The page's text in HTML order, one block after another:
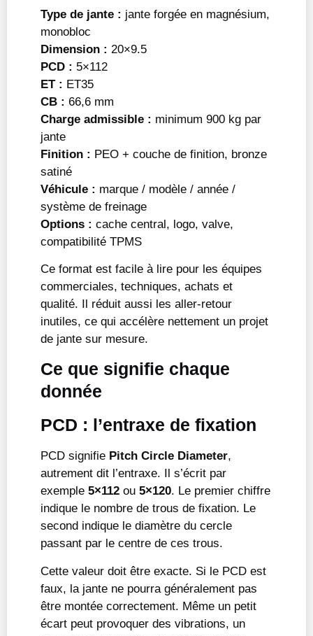
Type de jante : jante forgée en magnésium,
monobloc
Dimension : 20×9.5
PCD : 5×112
ET : ET35
CB : 66,6 mm
Charge admissible : minimum 900 kg par
jante
Finition : PEO + couche de finition, bronze
satiné
Véhicule : marque / modèle / année /
système de freinage
Options : cache central, logo, valve,
compatibilité TPMS
Ce format est facile à lire pour les équipes
commerciales, techniques, achats et
qualité. Il réduit aussi les aller-retour
inutiles, ce qui accélère nettement un projet
de jante sur mesure.
Ce que signifie chaque
donnée
PCD : l’entraxe de fixation
PCD signifie Pitch Circle Diameter,
autrement dit l’entraxe. Il s’écrit par
exemple 5×112 ou 5×120. Le premier chiffre
indique le nombre de trous de fixation. Le
second indique le diamètre du cercle
passant par le centre de ces trous.
Cette valeur doit être exacte. Si le PCD est
faux, la jante ne pourra généralement pas
être montée correctement. Même un petit
écart peut provoquer des vibrations, un